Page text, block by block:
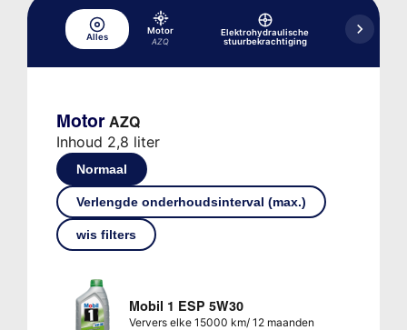
Alles
Motor
AZQ
Elektrohydraulische
stuurbekrachtiging
rem-/
Motor AZQ
Inhoud 2,8 liter
Normaal
Verlengde onderhoudsinterval (max.)
wis filters
Mobil 1 ESP 5W30
Ververs elke 15000 km/ 12 maanden